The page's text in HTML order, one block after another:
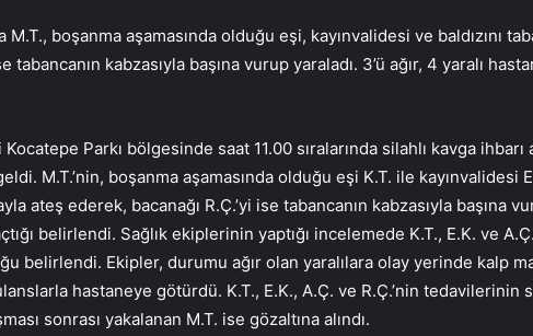
M.T., boşanma aşamasında olduğu eşi, kayınvalidesi ve baldızını
tabancanın kabzasıyla başına vurup yaraladı. 3’ü ağır, 4 yaralı
Parkı bölgesinde saat 11.00 sıralarında silahlı kavga ihbarı
M.T.’nin, boşanma aşamasında olduğu eşi K.T. ile kayınvalidesi
ateş ederek, bacanağı R.Ç.’yi ise tabancanın kabzasıyla başına
belirlendi. Sağlık ekiplerinin yaptığı incelemede K.T., E.K. ve
belirlendi. Ekipler, durumu ağır olan yaralılara olay yerinde kalp
hastaneye götürdü. K.T., E.K., A.Ç. ve R.Ç.’nin tedavilerinin
sonrası yakalanan M.T. ise gözaltına alındı.